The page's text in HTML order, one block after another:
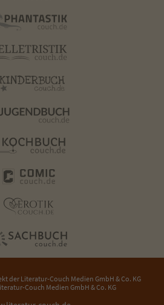
derLiteratur-Couch Medien GmbH & Co. KG
Couch Medien GmbH & Co. KG